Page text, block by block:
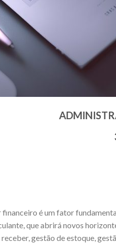
é um fator
que abrirá novos
gestão de estoque,